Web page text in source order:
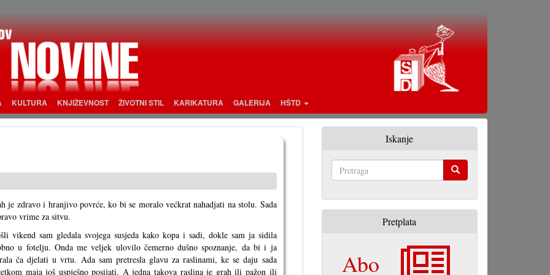
KULTURA KNJIŽEVNOST ŽIVOTNI STIL KARIKATURA GALERIJA HŠTD
je zdravo i hranjivo povrće, ko bi se moralo većkrat nahadjati na stolu. Sada
vrime za sitvu.
vikend sam gledala svojega susjeda kako kopa i sadi, dokle sam ja sidila
u fotelju. Onda me veljek ulovilo čemerno dušno spoznanje, da bi i ja
ča djelati u vrtu. Ada sam pretresla glavu za raslinami, ke se daju sada
maja još uspješno posijati. A jedna takova raslina je grah ili pažon ili
Iskanje
Pretplata
Abo